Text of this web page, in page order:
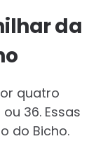
da
quatro
36. Essas
do Bicho.